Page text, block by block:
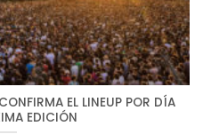
EL LINEUP POR DÍA
EDICIÓN